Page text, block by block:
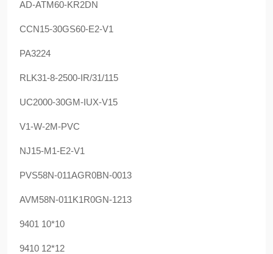
AD-ATM60-KR2DN
CCN15-30GS60-E2-V1
PA3224
RLK31-8-2500-IR/31/115
UC2000-30GM-IUX-V15
V1-W-2M-PVC
NJ15-M1-E2-V1
PVS58N-011AGR0BN-0013
AVM58N-011K1R0GN-1213
9401 10*10
9410 12*12